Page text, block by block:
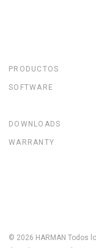
PRODUCTOS
SOFTWARE
DOWNLOADS
WARRANTY
© 2026 HARMAN Todos